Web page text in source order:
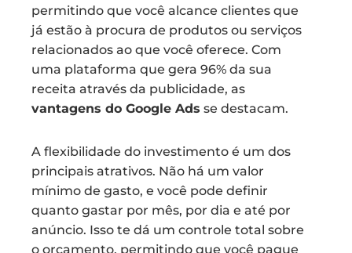
permitindo que você alcance clientes que
já estão à procura de produtos ou serviços
relacionados ao que você oferece. Com
uma plataforma que gera 96% da sua
receita através da publicidade, as
vantagens do Google Ads se destacam.
A flexibilidade do investimento é um dos
principais atrativos. Não há um valor
mínimo de gasto, e você pode definir
quanto gastar por mês, por dia e até por
anúncio. Isso te dá um controle total sobre
o orçamento, permitindo que você pague